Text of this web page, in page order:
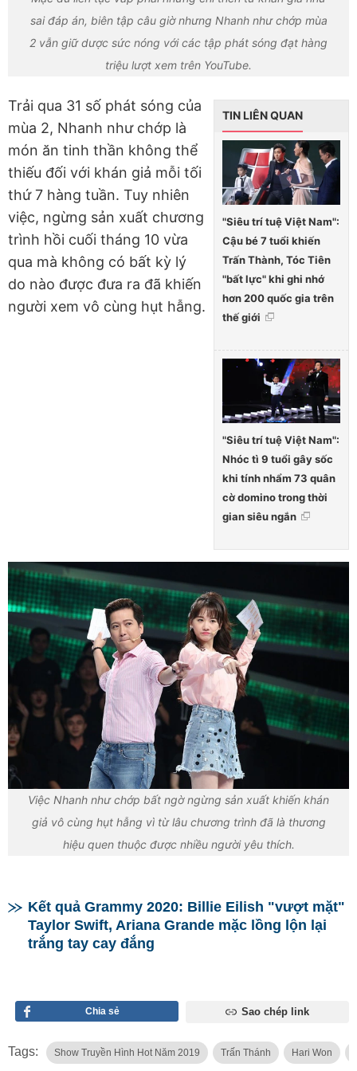
sai đáp án, biên tập câu giờ nhưng Nhanh như chớp mùa
2 vẫn giữ dược sức nóng với các tập phát sóng đạt hàng
triệu lượt xem trên YouTube.
TIN LIÊN QUAN
"Siêu trí tuệ Việt Nam":
Cậu bé 7 tuổi khiến
Trấn Thành, Tóc Tiên
"bất lực" khi ghi nhớ
hơn 200 quốc gia trên
thế giới
"Siêu trí tuệ Việt Nam":
Nhóc tì 9 tuổi gây sốc
khi tính nhẩm 73 quân
cờ domino trong thời
gian siêu ngắn
Trải qua 31 số phát sóng của
mùa 2, Nhanh như chớp là
món ăn tinh thần không thể
thiếu đối với khán giả mỗi tối
thứ 7 hàng tuần. Tuy nhiên
việc, ngừng sản xuất chương
trình hồi cuối tháng 10 vừa
qua mà không có bất kỳ lý
do nào được đưa ra đã khiến
người xem vô cùng hụt hẫng.
Việc Nhanh như chớp bất ngờ ngừng sản xuất khiến khán
giả vô cùng hụt hẫng vì từ lâu chương trình đã là thương
hiệu quen thuộc được nhiều người yêu thích.
Kết quả Grammy 2020: Billie Eilish "vượt mặt"
Taylor Swift, Ariana Grande mặc lồng lộn lại
trắng tay cay đắng
Chia sẻ Sao chép link
Tags: Show Truyền Hình Hot Năm 2019 Trấn Thánh Hari Won